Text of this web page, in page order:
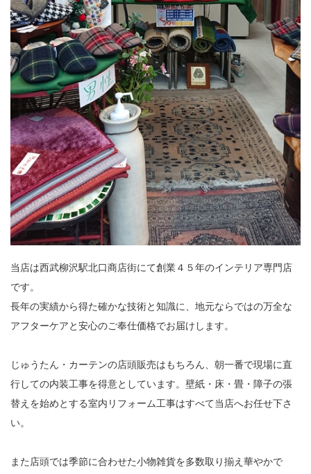
当店は西武柳沢駅北口商店街にて創業４５年のインテリア専門店
です。
長年の実績から得た確かな技術と知識に、地元ならではの万全な
アフターケアと安心のご奉仕価格でお届けします。
じゅうたん・カーテンの店頭販売はもちろん、朝一番で現場に直
行しての内装工事を得意としています。壁紙・床・畳・障子の張
替えを始めとする室内リフォーム工事はすべて当店へお任せ下さ
い。
また店頭では季節に合わせた小物雑貨を多数取り揃え華やかで